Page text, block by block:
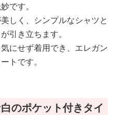
です。
しく、シンプルなシャツと
引き立ちます。
にせず着用でき、エレガン
トです。
のポケット付きタイ